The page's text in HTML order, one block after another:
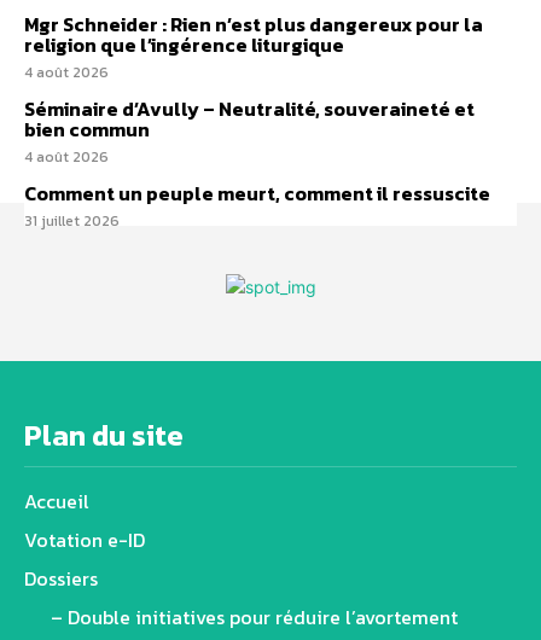
Mgr Schneider : Rien n’est plus dangereux pour la
religion que l’ingérence liturgique
4 août 2026
Séminaire d’Avully – Neutralité, souveraineté et
bien commun
4 août 2026
Comment un peuple meurt, comment il ressuscite
31 juillet 2026
Plan du site
Accueil
Votation e-ID
Dossiers
– Double initiatives pour réduire l’avortement